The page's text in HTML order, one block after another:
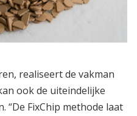
realiseert de vakman
ook de uiteindelijke
“De FixChip methode laat